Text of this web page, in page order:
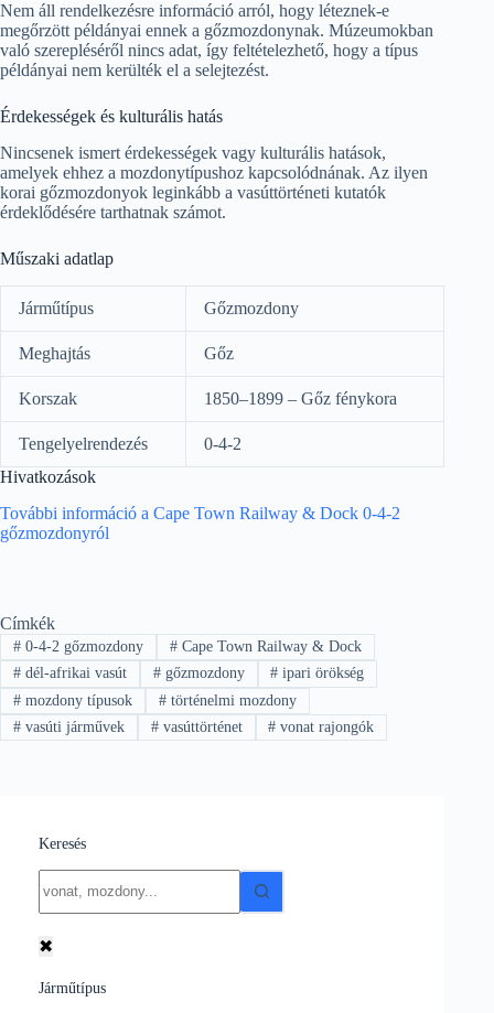
Nem áll rendelkezésre információ arról, hogy léteznek-e
megőrzött példányai ennek a gőzmozdonynak. Múzeumokban
való szerepléséről nincs adat, így feltételezhető, hogy a típus
példányai nem kerülték el a selejtezést.
Érdekességek és kulturális hatás
Nincsenek ismert érdekességek vagy kulturális hatások,
amelyek ehhez a mozdonytípushoz kapcsolódnának. Az ilyen
korai gőzmozdonyok leginkább a vasúttörténeti kutatók
érdeklődésére tarthatnak számot.
Műszaki adatlap
Járműtípus Gőzmozdony
Meghajtás Gőz
Korszak 1850–1899 – Gőz fénykora
Tengelyelrendezés
0-4-2
Hivatkozások
További információ a Cape Town Railway & Dock 0-4-2
gőzmozdonyról
Címkék
#0-4-2 gőzmozdony #Cape Town Railway & Dock
#dél-afrikai vasút #gőzmozdony # ipari örökség
#mozdony típusok #történelmi mozdony
#vasúti járművek #vasúttörténet # vonat rajongók
Keresés
results
✖
Járműtípus